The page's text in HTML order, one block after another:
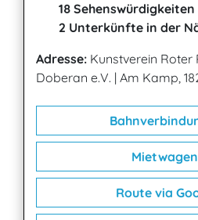
18
2 Unterkünfte in der
Adresse: Kunstverein Roter
Doberan e.V. | Am Kamp,
Route via